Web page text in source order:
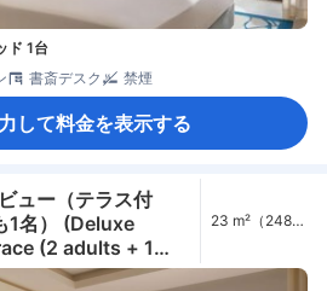
ド 1台
書斎デスク 禁煙
して料金を表示する
ュー（テラス付
1名） (Deluxe
(2 adults + 1
23 m²（248